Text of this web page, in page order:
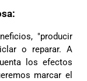
"producir
o reparar. A
los efectos
marcar el